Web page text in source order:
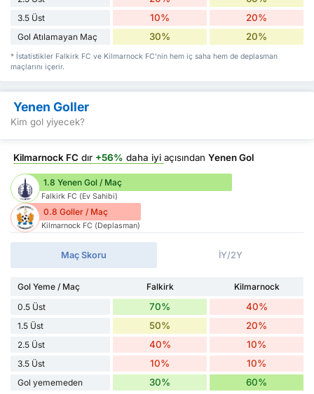
3.5 Üst 10% 20%
Gol Atılamayan Maç 30% 20%
* İstatistikler Falkirk FC ve Kilmarnock FC'nin hem iç saha hem de deplasman
maçlarını içerir.
Yenen Goller
Kim gol yiyecek?
Kilmarnock FC dır +56% daha iyi açısından Yenen Gol
1.8 Yenen Gol / Maç
Falkirk FC (Ev Sahibi)
0.8 Goller / Maç
Kilmarnock FC (Deplasman)
Maç Skoru İY/2Y
Gol Yeme / Maç Falkirk
Kilmarnock
0.5 Üst
70% 40%
1.5 Üst 50% 20%
2.5 Üst 40% 10%
3.5 Üst 10% 10%
Gol yememeden 30% 60%